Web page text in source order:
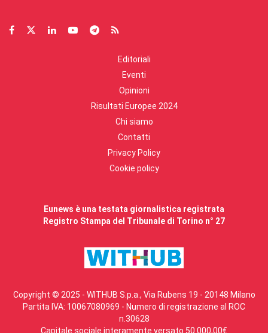
Editoriali
Eventi
Opinioni
Risultati Europee 2024
Chi siamo
Contatti
Privacy Policy
Cookie policy
Eunews è una testata giornalistica registrata
Registro Stampa del Tribunale di Torino n° 27
Copyright © 2025 - WITHUB S.p.a., Via Rubens 19 - 20148 Milano
Partita IVA: 10067080969 - Numero di registrazione al ROC
n.30628
Capitale sociale interamente versato 50.000,00€